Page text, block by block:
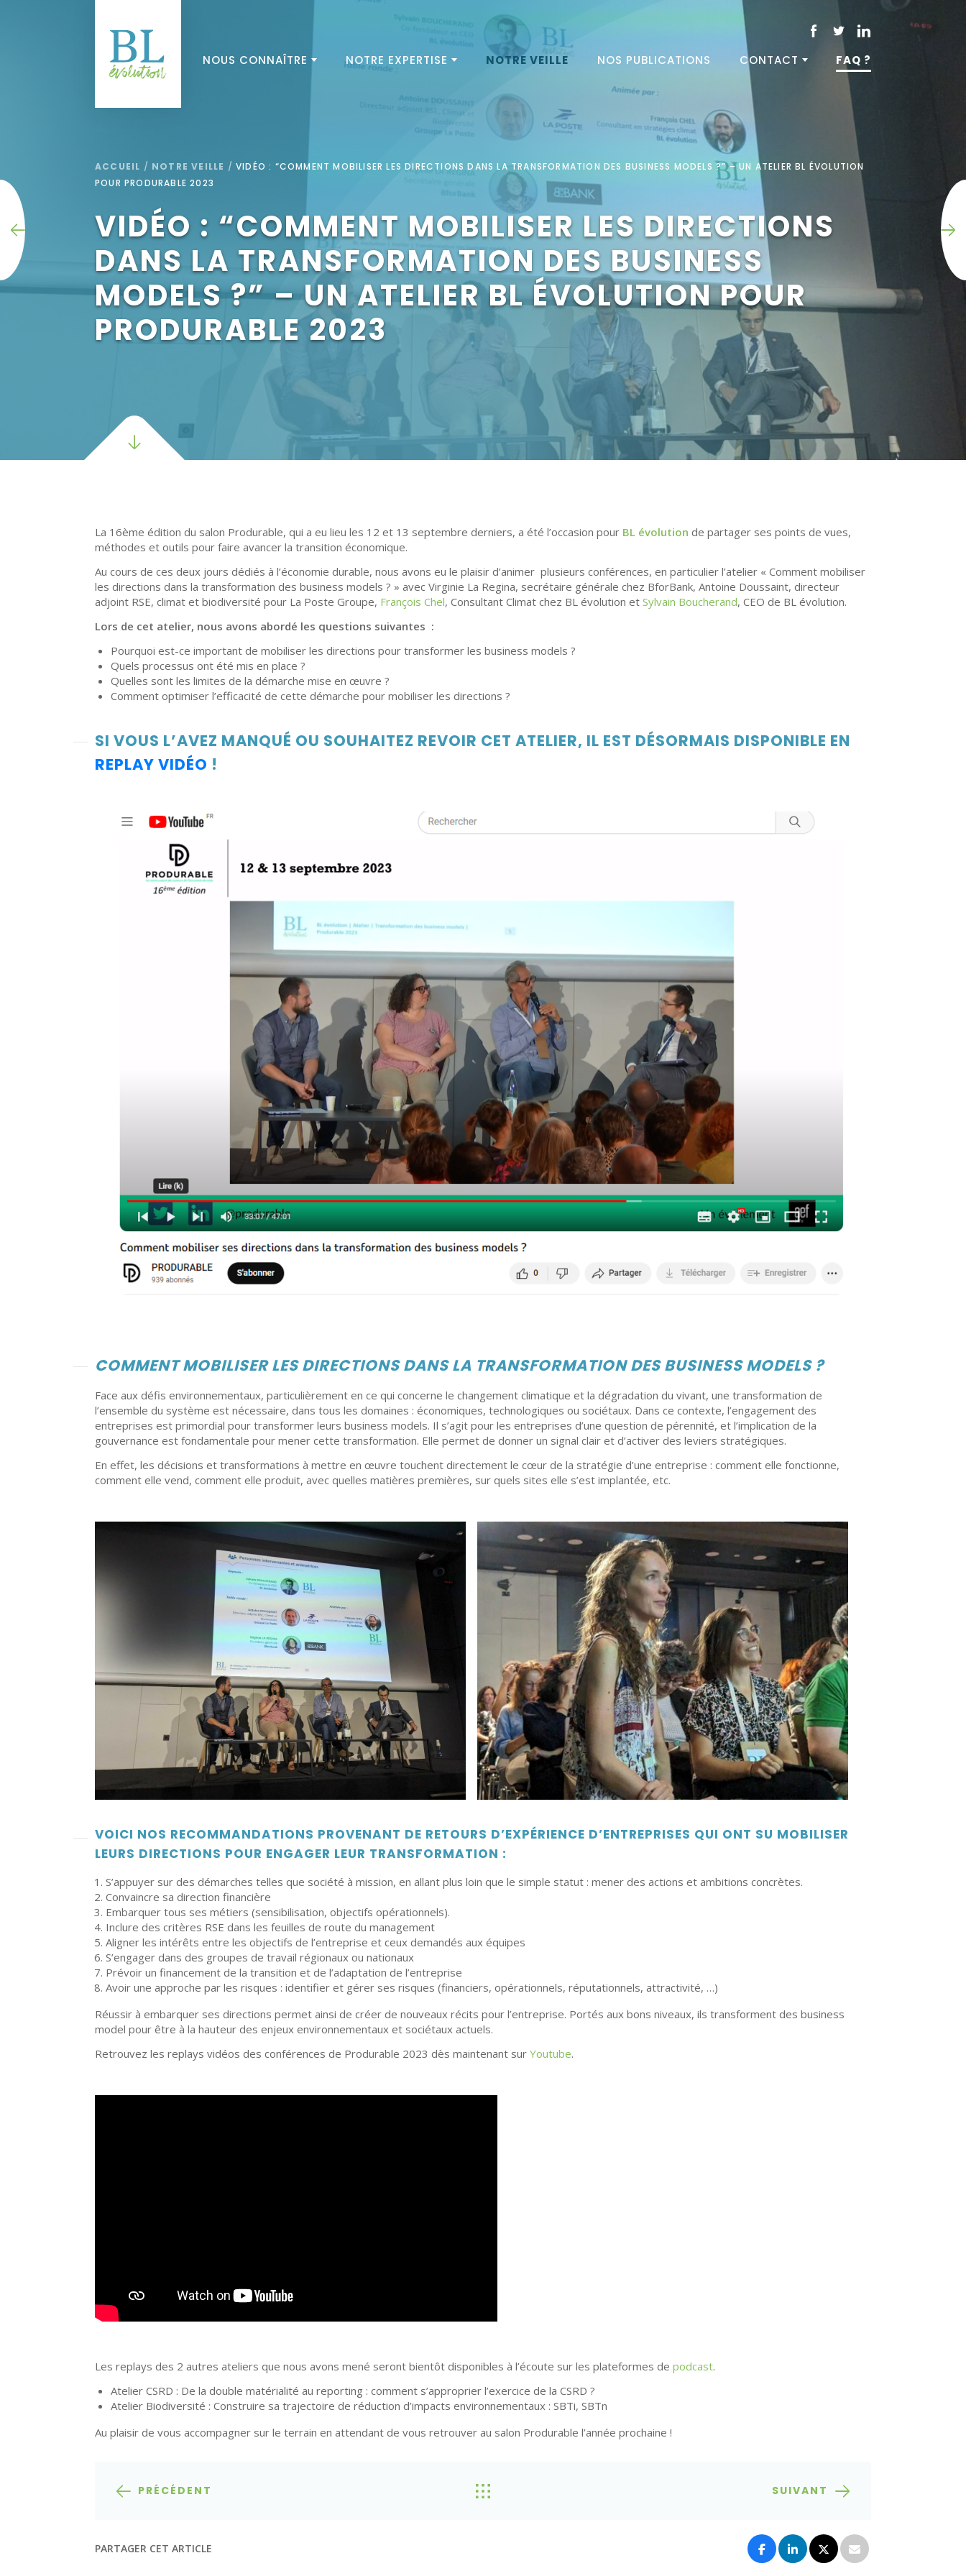
NOUS CONNAÎTRE NOTRE EXPERTISE NOTRE VEILLE NOS PUBLICATIONS CONTACT FAQ ?
ACCUEIL / NOTRE VEILLE /VIDÉO : “COMMENT MOBILISER LES DIRECTIONS DANS LA TRANSFORMATION DES BUSINESS MODELS ?” – UN ATELIER BL ÉVOLUTION
POUR PRODURABLE 2023
VIDÉO : “COMMENT MOBILISER LES DIRECTIONS
DANS LA TRANSFORMATION DES BUSINESS
MODELS ?” – UN ATELIER BL ÉVOLUTION POUR
PRODURABLE 2023
La 16ème édition du salon Produrable, qui a eu lieu les 12 et 13 septembre derniers, a été l’occasion pour BL évolution de partager ses points de vues,
méthodes et outils pour faire avancer la transition économique.
Au cours de ces deux jours dédiés à l’économie durable, nous avons eu le plaisir d’animer plusieurs conférences, en particulier l’atelier « Comment mobiliser
les directions dans la transformation des business models ? » avec Virginie La Regina, secrétaire générale chez BforBank, Antoine Doussaint, directeur
adjoint RSE, climat et biodiversité pour La Poste Groupe, François Chel, Consultant Climat chez BL évolution et Sylvain Boucherand, CEO de BL évolution.
Lors de cet atelier, nous avons abordé les questions suivantes :
Pourquoi est-ce important de mobiliser les directions pour transformer les business models ?
Quels processus ont été mis en place ?
Quelles sont les limites de la démarche mise en œuvre ?
Comment optimiser l’efficacité de cette démarche pour mobiliser les directions ?
SI VOUS L’AVEZ MANQUÉ OU SOUHAITEZ REVOIR CET ATELIER, IL EST DÉSORMAIS DISPONIBLE EN
REPLAY VIDÉO !
COMMENT MOBILISER LES DIRECTIONS DANS LA TRANSFORMATION DES BUSINESS MODELS ?
Face aux défis environnementaux, particulièrement en ce qui concerne le changement climatique et la dégradation du vivant, une transformation de
l’ensemble du système est nécessaire, dans tous les domaines : économiques, technologiques ou sociétaux. Dans ce contexte, l’engagement des
entreprises est primordial pour transformer leurs business models. Il s’agit pour les entreprises d’une question de pérennité, et l’implication de la
gouvernance est fondamentale pour mener cette transformation. Elle permet de donner un signal clair et d’activer des leviers stratégiques.
En effet, les décisions et transformations à mettre en œuvre touchent directement le cœur de la stratégie d’une entreprise : comment elle fonctionne,
comment elle vend, comment elle produit, avec quelles matières premières, sur quels sites elle s’est implantée, etc.
VOICI NOS RECOMMANDATIONS PROVENANT DE RETOURS D’EXPÉRIENCE D’ENTREPRISES QUI ONT SU MOBILISER
LEURS DIRECTIONS POUR ENGAGER LEUR TRANSFORMATION :
S’appuyer sur des démarches telles que société à mission, en allant plus loin que le simple statut : mener des actions et ambitions concrètes.
Convaincre sa direction financière
Embarquer tous ses métiers (sensibilisation, objectifs opérationnels).
Inclure des critères RSE dans les feuilles de route du management
Aligner les intérêts entre les objectifs de l’entreprise et ceux demandés aux équipes
S’engager dans des groupes de travail régionaux ou nationaux
Prévoir un financement de la transition et de l’adaptation de l’entreprise
Avoir une approche par les risques : identifier et gérer ses risques (financiers, opérationnels, réputationnels, attractivité, …)
Réussir à embarquer ses directions permet ainsi de créer de nouveaux récits pour l’entreprise. Portés aux bons niveaux, ils transforment des business
model pour être à la hauteur des enjeux environnementaux et sociétaux actuels.
Retrouvez les replays vidéos des conférences de Produrable 2023 dès maintenant sur Youtube.
Les replays des 2 autres ateliers que nous avons mené seront bientôt disponibles à l’écoute sur les plateformes de podcast.
Atelier CSRD : De la double matérialité au reporting : comment s’approprier l’exercice de la CSRD ?
Atelier Biodiversité : Construire sa trajectoire de réduction d’impacts environnementaux : SBTi, SBTn
Au plaisir de vous accompagner sur le terrain en attendant de vous retrouver au salon Produrable l’année prochaine !
PRÉCÉDENT SUIVANT
PARTAGER CET ARTICLE